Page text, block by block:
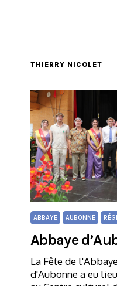
THIERRY NICOLET
ABBAYE AUBONNE
Abbaye
La Fête de
d'Aubonne a eu